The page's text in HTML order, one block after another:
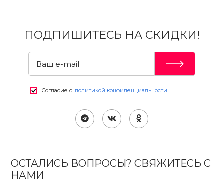
ПОДПИШИТЕСЬ НА СКИДКИ!
Согласие с политикой конфиденциальности
ОСТАЛИСЬ ВОПРОСЫ? СВЯЖИТЕСЬ С
НАМИ